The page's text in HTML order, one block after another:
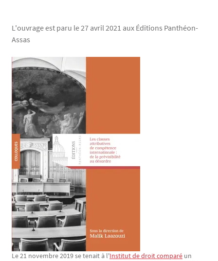
L'ouvrage est paru le 27 avril 2021 aux Éditions Panthéon-
Assas
Texte
Le 21 novembre 2019 se tenait à l'Institut de droit comparé un